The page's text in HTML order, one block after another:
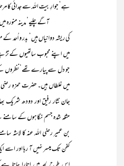
ہے‘ جوارِ بیت اللہ سے جدائی کا
آگے چلیے‘ مدینہ منورہ میں
کی ریشہ دوانیاں ہیں‘ بدر و اُحد
میں اپنے محبوب ساتھیوں کے
جو دل سے پیارے تھے‘ نظروں
میں غلطاں ہیں۔ حضرت حمزہ رضی
جان نثار رفیق اور دودھ شریک
مثلہ شدہ جسم نگاہوں کے
بن عمیر رضی اللہ عنہ کا لاشہ
کفن تک میسر نہیں آ رہا اور اسے